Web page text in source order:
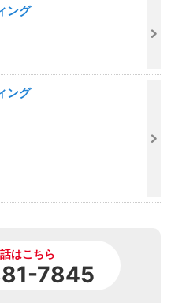
ング
ング
はこちら
7845